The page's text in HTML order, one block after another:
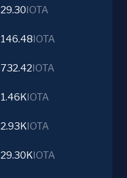
29.30 IOTA
146.48 IOTA
732.42 IOTA
1.46K IOTA
2.93K IOTA
29.30K IOTA